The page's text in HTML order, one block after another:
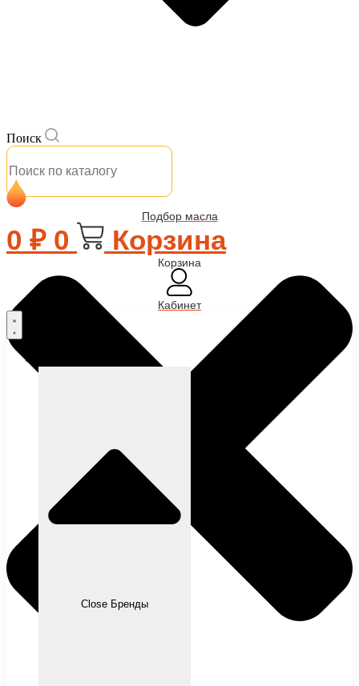
Поиск
Подбор масла
0 ₽ 0 Корзина
Корзина
Кабинет
Close Бренды